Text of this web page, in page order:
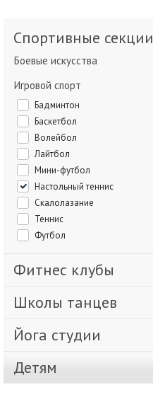
Спортивные секции
Боевые искусства
Игровой спорт
Бадминтон
Баскетбол
Волейбол
Лайтбол
Мини-футбол
Настольный теннис
Скалолазание
Теннис
Футбол
Фитнес клубы
Школы танцев
Йога студии
Детям